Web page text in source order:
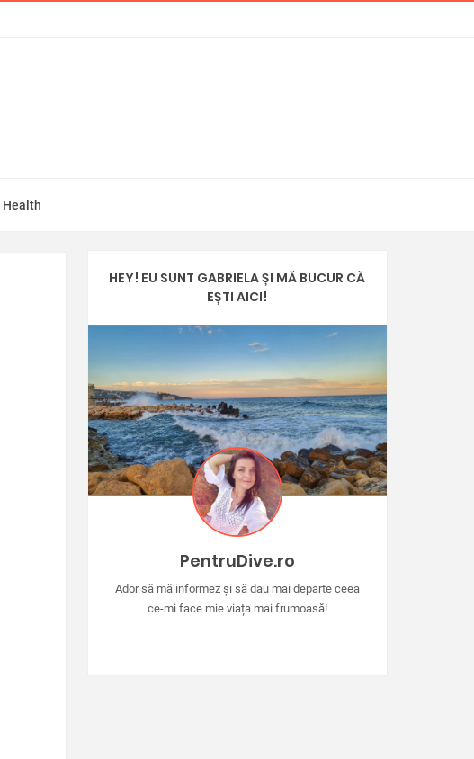
Health
HEY! EU SUNT GABRIELA ȘI MĂ BUCUR CĂ
EȘTI AICI!
PentruDive.ro
Ador să mă informez și să dau mai departe ceea
ce-mi face mie viața mai frumoasă!